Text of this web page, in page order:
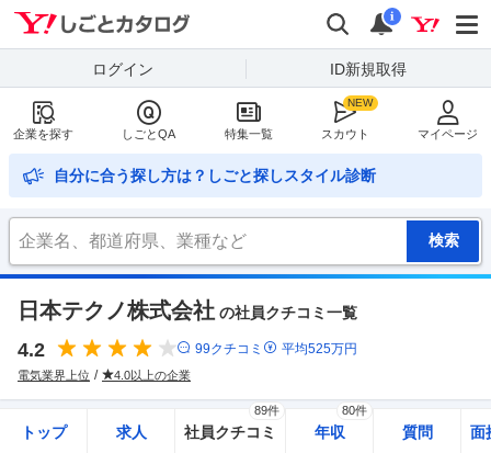
検索
通知
i
ログイン ID新規取得
企業を探す しごとQA 特集一覧 スカウト マイページ
自分に合う探し方は？しごと探しスタイル診断
日本テクノ株式会社 の社員クチコミ一覧
4.2 99クチコミ 平均525万円
電気業界上位 4.0以上の企業
トップ 求人 社員クチコミ
89件
年収
80件
質問 面